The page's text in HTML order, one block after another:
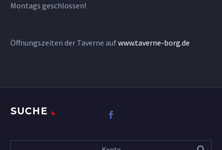
Montags geschlossen!
Öffnungszeiten der Taverne aufwww.taverne-borg.de
SUCHE